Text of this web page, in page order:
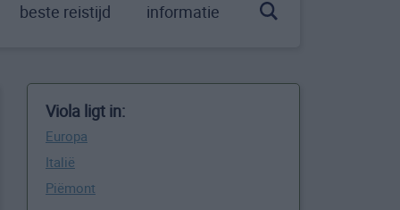
beste reistijd informatie
Viola ligt in:
Europa
Italië
Piëmont